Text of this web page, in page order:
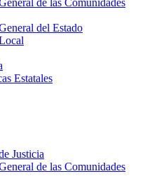
de las Comunidades
del Estado
Estatales
Justicia
de las Comunidades